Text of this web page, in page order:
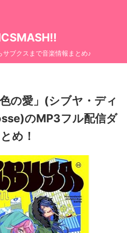
サブクスまで音楽情報まとめ♪
の愛」(シブヤ・ディ
のMP3フル配信ダ
め！